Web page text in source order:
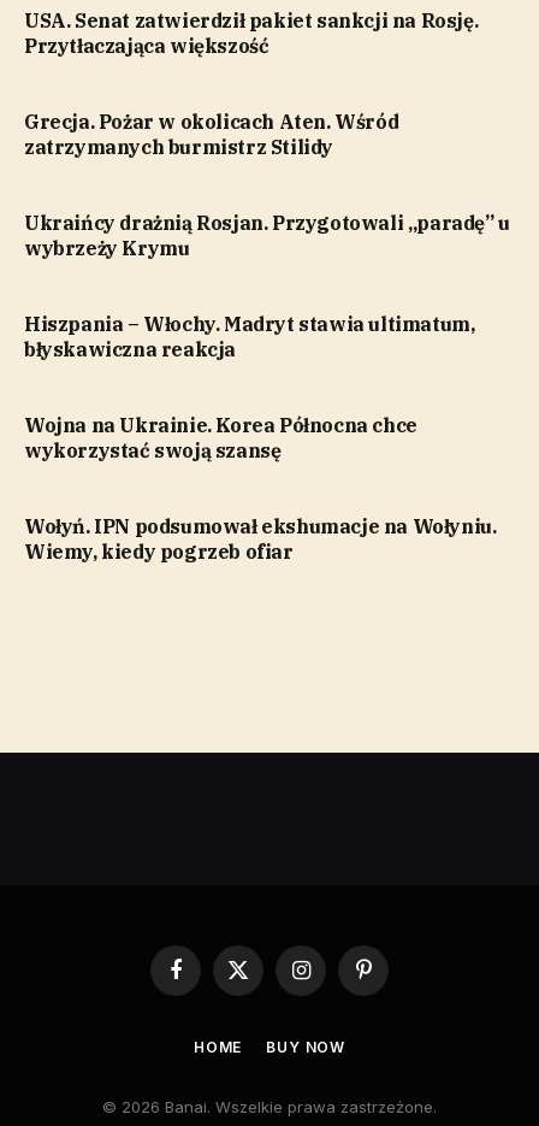
USA. Senat zatwierdził pakiet sankcji na Rosję.
Przytłaczająca większość
Grecja. Pożar w okolicach Aten. Wśród
zatrzymanych burmistrz Stilidy
Ukraińcy drażnią Rosjan. Przygotowali „paradę” u
wybrzeży Krymu
Hiszpania – Włochy. Madryt stawia ultimatum,
błyskawiczna reakcja
Wojna na Ukrainie. Korea Północna chce
wykorzystać swoją szansę
Wołyń. IPN podsumował ekshumacje na Wołyniu.
Wiemy, kiedy pogrzeb ofiar
Facebook
X
InstagramPinterest
HOME BUY NOW
© 2026 Banai. Wszelkie prawa zastrzeżone.